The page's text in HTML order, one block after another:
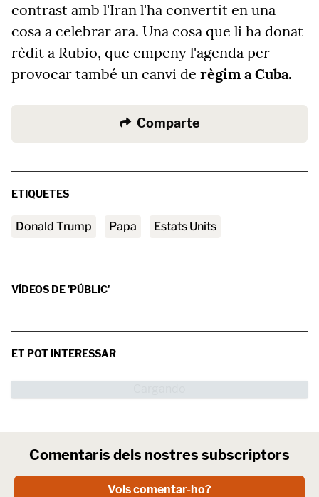
contrast amb l'Iran l'ha convertit en una
cosa a celebrar ara. Una cosa que li ha donat
rèdit a Rubio, que empeny l'agenda per
provocar també un canvi de règim a Cuba.
Comparte
ETIQUETES
Donald Trump papa Estats Units
VÍDEOS DE 'PÚBLIC'
ET POT INTERESSAR
Comentaris dels nostres subscriptors
Vols comentar-ho?